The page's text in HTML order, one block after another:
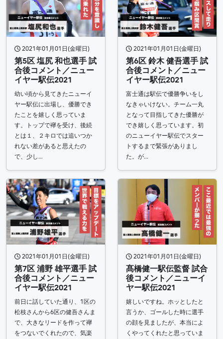
2021年01月01日(金曜日)
第5区 塩尻 和也選手 試
合後コメント／ニュー
イヤー駅伝2021
幼い頃から見てきたニューイ
ヤー駅伝に出場し、優勝でき
たことを嬉しく思っていま
す。トップで襷を受け、後続
とは１、２キロでは追いつか
れない差があると思えたの
で、少し…
2021年01月01日(金曜日)
第6区 鈴木 健吾選手 試
合後コメント／ニュー
イヤー駅伝2021
富士通は駅伝で優勝争いをし
なきゃいけない。チーム一丸
となって目指してきた優勝が
でき嬉しく思っています。初
のニューイヤー駅伝でスター
トするまで緊張がありまし
た。が…
2021年01月01日(金曜日)
第7区 浦野 雄平選手 試
合後コメント／ニュー
イヤー駅伝2021
前日に話していた通り、1区の
松枝さんから6区の健吾さんま
で、大きなリードを作って襷
をつないでくれたので、気楽
2021年01月01日(金曜日)
髙橋健一駅伝監督 試合
後コメント／ニューイ
ヤー駅伝2021
嬉しいですね。ホッとしたと
言うか、ゴールした時に選手
の顔を見ましたが、本当によ
くやってくれたと思っていま